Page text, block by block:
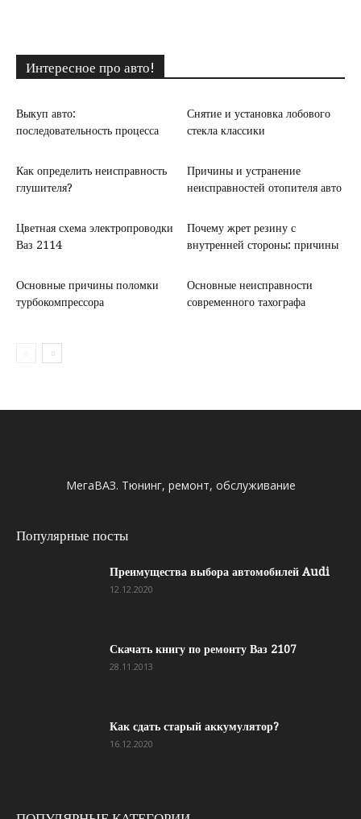
Интересное про авто!
Выкуп авто:
последовательность процесса
Снятие и установка лобового
стекла классики
Как определить неисправность
глушителя?
Причины и устранение
неисправностей отопителя авто
Цветная схема электропроводки
Ваз 2114
Почему жрет резину с
внутренней стороны: причины
Основные причины поломки
турбокомпрессора
Основные неисправности
современного тахографа
МегаВАЗ. Тюнинг, ремонт, обслуживание
Популярные посты
Преимущества выбора автомобилей Audi
12.12.2020
Скачать книгу по ремонту Ваз 2107
28.11.2013
Как сдать старый аккумулятор?
16.12.2020